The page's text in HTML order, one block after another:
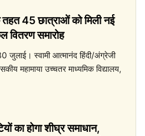
45 छात्राओं को मिली नई
वितरण समारोह
जुलाई। स्वामी आत्मानंद हिंदी/अंग्रेजी
महामाया उच्चतर माध्यमिक विद्यालय,
का होगा शीघ्र समाधान,